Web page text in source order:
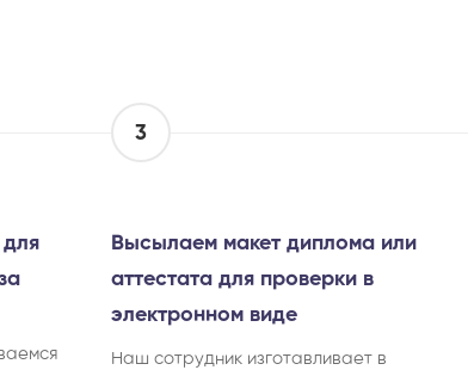
3
Высылаем макет диплома или
аттестата для проверки в
электронном виде
Наш сотрудник изготавливает в